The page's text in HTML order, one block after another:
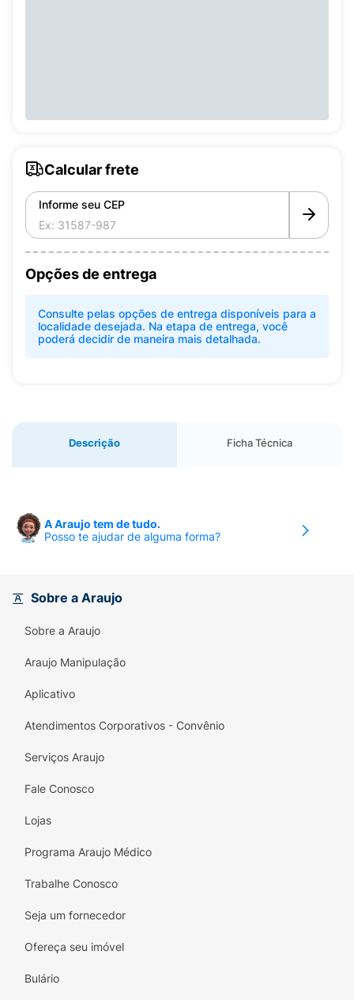
Calcular frete
Informe seu CEP
Opções de entrega
Consulte pelas opções de entrega disponíveis para a
localidade desejada. Na etapa de entrega, você
poderá decidir de maneira mais detalhada.
Descrição Ficha Técnica
A Araujo tem de tudo.
Posso te ajudar de alguma forma?
Sobre a Araujo
Sobre a Araujo
Araujo Manipulação
Aplicativo
Atendimentos Corporativos - Convênio
Serviços Araujo
Fale Conosco
Lojas
Programa Araujo Médico
Trabalhe Conosco
Seja um fornecedor
Ofereça seu imóvel
Bulário